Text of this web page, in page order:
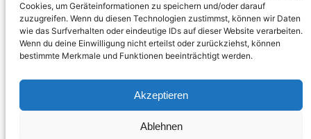
Cookies, um Geräteinformationen zu speichern und/oder darauf
zuzugreifen. Wenn du diesen Technologien zustimmst, können wir Daten
wie das Surfverhalten oder eindeutige IDs auf dieser Website verarbeiten.
Wenn du deine Einwilligung nicht erteilst oder zurückziehst, können
bestimmte Merkmale und Funktionen beeinträchtigt werden.
Akzeptieren
Ablehnen
Diese Website verwendet Akismet, um Spam
zu reduzieren.Erfahre, wie deine
Kommentardaten verarbeitet werden.